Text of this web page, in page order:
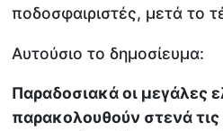
ποδοσφαιριστές, μετά το
Αυτούσιο το δημοσίευμα:
Παραδοσιακά οι μεγάλες
παρακολουθούν στενά τις